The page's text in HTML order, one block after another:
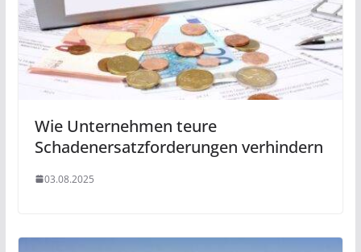
Wie Unternehmen teure
Schadenersatzforderungen verhindern
03.08.2025